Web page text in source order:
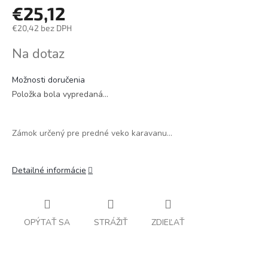
€25,12
€20,42 bez DPH
cena:
Na dotaz
Možnosti doručenia
Položka bola vypredaná…
Zámok určený pre predné veko karavanu...
Detailné informácie
OPÝTAŤ SA STRÁŽIŤ ZDIEĽAŤ